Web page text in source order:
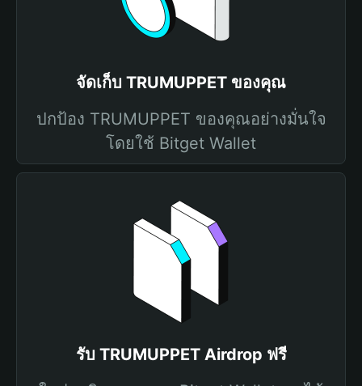
จัดเก็บ TRUMUPPET ของคุณ
ปกป้อง TRUMUPPET ของคุณอย่างมั่นใจ
โดยใช้ Bitget Wallet
รับ TRUMUPPET Airdrop ฟรี